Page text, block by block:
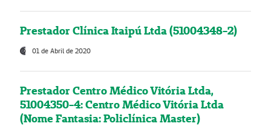
Prestador Clínica Itaipú Ltda (51004348-2)
01 de Abril de 2020
Prestador Centro Médico Vitória Ltda,
51004350-4: Centro Médico Vitória Ltda
(Nome Fantasia: Policlínica Master)